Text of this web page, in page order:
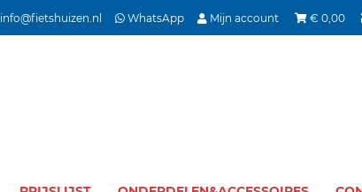
info@fietshuizen.nl WhatsApp Mijn account € 0,00